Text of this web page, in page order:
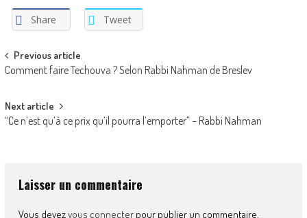
Share Tweet
Post
navigation
Previous article
Comment faire Techouva ? Selon Rabbi Nahman de Breslev
Next article
“Ce n’est qu’à ce prix qu’il pourra l’emporter” – Rabbi Nahman
Laisser un commentaire
Vous devezvous connecterpour publier un commentaire.